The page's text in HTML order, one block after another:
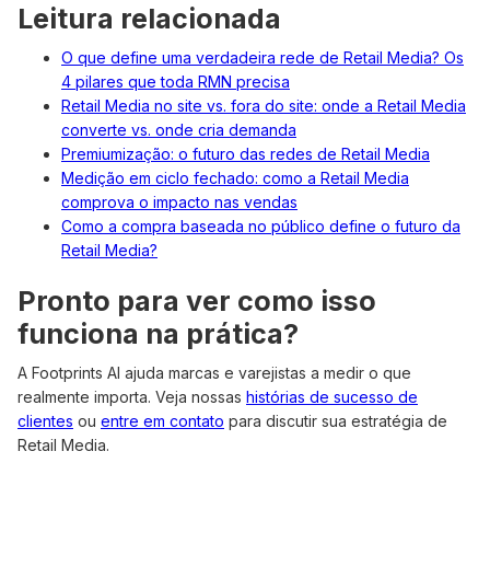
Leitura relacionada
O que define uma verdadeira rede de Retail Media? Os
4 pilares que toda RMN precisa
Retail Media no site vs. fora do site: onde a Retail Media
converte vs. onde cria demanda
Premiumização: o futuro das redes de Retail Media
Medição em ciclo fechado: como a Retail Media
comprova o impacto nas vendas
Como a compra baseada no público define o futuro da
Retail Media?
Pronto para ver como isso
funciona na prática?
A Footprints AI ajuda marcas e varejistas a medir o que
realmente importa. Veja nossas histórias de sucesso de
clientes ou entre em contato para discutir sua estratégia de
Retail Media.